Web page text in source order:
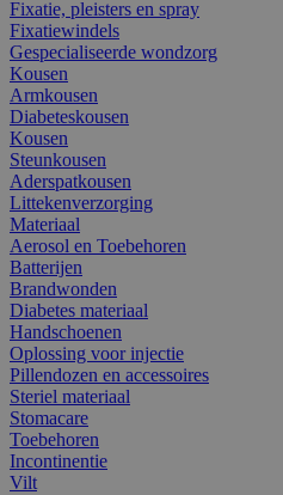
Fixatie, pleisters en spray
Fixatiewindels
Gespecialiseerde wondzorg
Kousen
Armkousen
Diabeteskousen
Kousen
Steunkousen
Aderspatkousen
Littekenverzorging
Materiaal
Aerosol en Toebehoren
Batterijen
Brandwonden
Diabetes materiaal
Handschoenen
Oplossing voor injectie
Pillendozen en accessoires
Steriel materiaal
Stomacare
Toebehoren
Incontinentie
Vilt